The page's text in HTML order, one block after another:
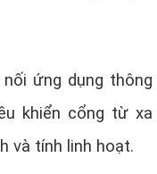
ứng dụng thông
khiển cổng từ xa
và tính linh hoạt.